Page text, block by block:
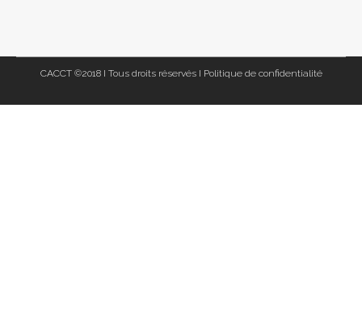
CACCT ©2018 I Tous droits réservés I Politique de confidentialité